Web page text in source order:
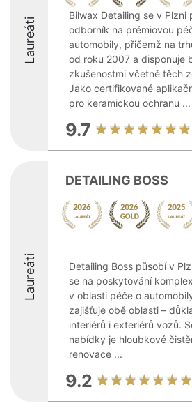
Laureáti
Bilwax Detailing se v Plzni
odborník na prémiovou
automobily, přičemž na
od roku 2007 a disponuje
zkušenostmi včetně těch
Jako certifikované
pro keramickou ochranu ...
9.7
Laureáti
DETAILING BOSS
Detailing Boss působí v
se na poskytování
v oblasti péče o
zajišťuje obě oblasti –
interiérů i exteriérů vozů.
nabídky je hloubkové
renovace ...
9.2